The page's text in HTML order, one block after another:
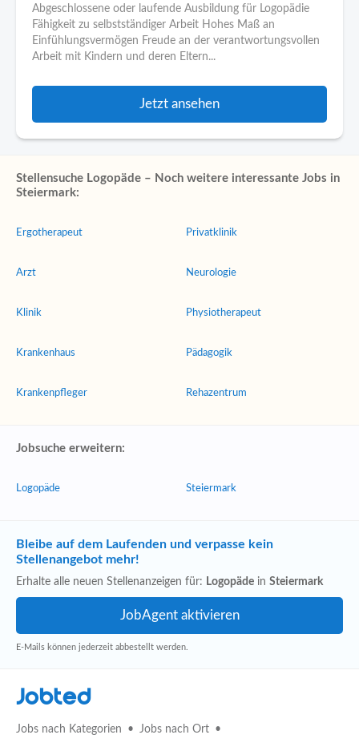
Abgeschlossene oder laufende Ausbildung für Logopädie
Fähigkeit zu selbstständiger Arbeit Hohes Maß an
Einfühlungsvermögen Freude an der verantwortungsvollen
Arbeit mit Kindern und deren Eltern...
Jetzt ansehen
Stellensuche Logopäde – Noch weitere interessante Jobs in
Steiermark:
Ergotherapeut
Arzt
Klinik
Krankenhaus
Krankenpfleger
Privatklinik
Neurologie
Physiotherapeut
Pädagogik
Rehazentrum
Jobsuche erweitern:
Logopäde Steiermark
Bleibe auf dem Laufenden und verpasse kein
Stellenangebot mehr!
Erhalte alle neuen Stellenanzeigen für: Logopäde in Steiermark
E-Mails können jederzeit abbestellt werden.
Jobted
Jobs nach Kategorien Jobs nach Ort